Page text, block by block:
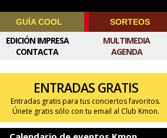
GUÍA COOL SORTEOS
MULTIMEDIA
AGENDA
EDICIÓN IMPRESA
CONTACTA
ENTRADAS GRATIS
Entradas gratis para tus conciertos favoritos.
Únete gratis sólo con tu email al Club Kmon.